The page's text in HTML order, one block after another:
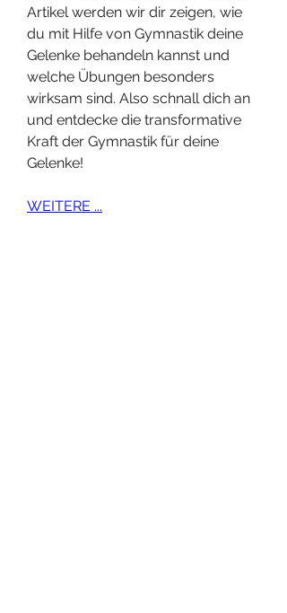
Artikel werden wir dir zeigen, wie
du mit Hilfe von Gymnastik deine
Gelenke behandeln kannst und
welche Übungen besonders
wirksam sind. Also schnall dich an
und entdecke die transformative
Kraft der Gymnastik für deine
Gelenke!
WEITERE ...